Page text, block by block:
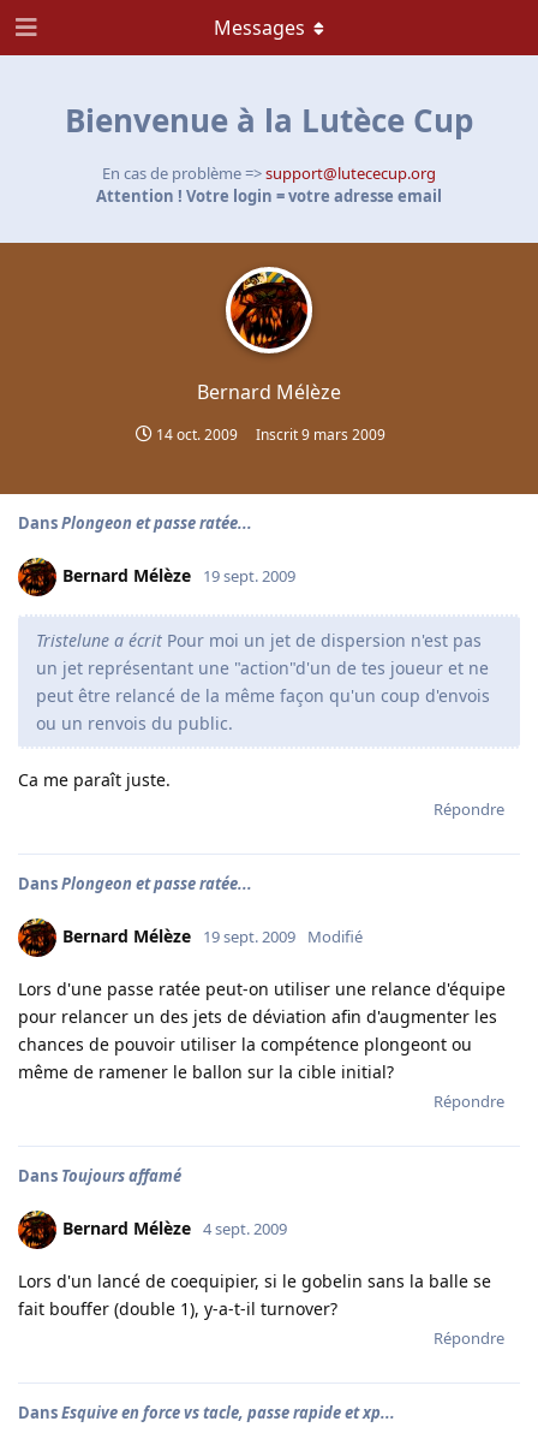
Bienvenue à la Lutèce Cup
En cas de problème =>support@lutececup.org
Attention ! Votre login = votre adresse email
Bernard Mélèze
14 oct. 2009 Inscrit9 mars 2009
Messages
DansPlongeon et passe ratée...
Bernard Mélèze 19 sept. 2009
Tristelune a écrit Pour moi un jet de dispersion n'est pas
un jet représentant une "action"d'un de tes joueur et ne
peut être relancé de la même façon qu'un coup d'envois
ou un renvois du public.
Ca me paraît juste.
Répondre
DansPlongeon et passe ratée...
Bernard Mélèze 19 sept. 2009 Modifié
Lors d'une passe ratée peut-on utiliser une relance d'équipe
pour relancer un des jets de déviation afin d'augmenter les
chances de pouvoir utiliser la compétence plongeont ou
même de ramener le ballon sur la cible initial?
Répondre
Dans Toujours affamé
Bernard Mélèze 4 sept. 2009
Lors d'un lancé de coequipier, si le gobelin sans la balle se
fait bouffer (double 1), y-a-t-il turnover?
Répondre
DansEsquive en force vs tacle, passe rapide et xp...